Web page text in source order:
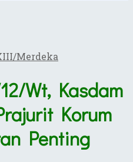
Merdeka
Wt, Kasdam
Korum
Penting